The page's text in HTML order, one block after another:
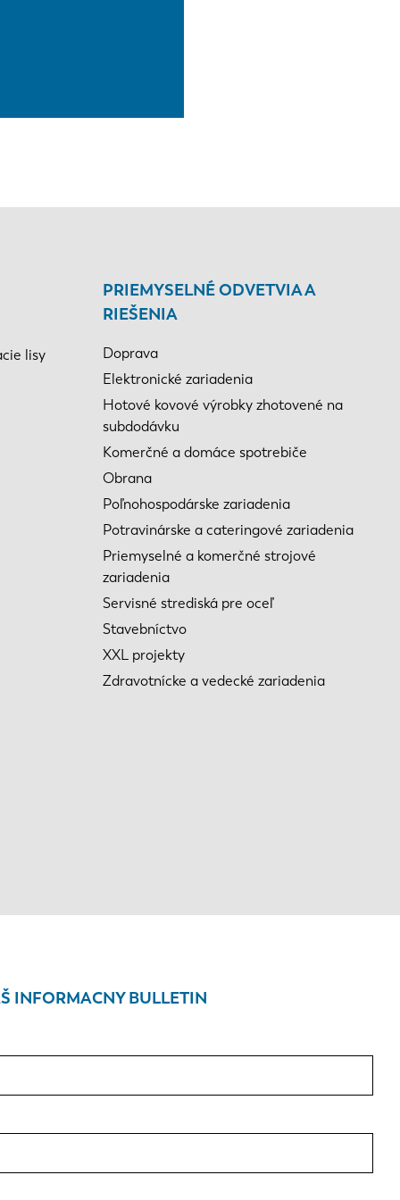
lisy
PRIEMYSELNÉ ODVETVIA A
RIEŠENIA
Doprava
Elektronické zariadenia
Hotové kovové výrobky zhotovené na
subdodávku
Komerčné a domáce spotrebiče
Obrana
Poľnohospodárske zariadenia
Potravinárske a cateringové zariadenia
Priemyselné a komerčné strojové
zariadenia
Servisné strediská pre oceľ
Stavebníctvo
XXL projekty
Zdravotnícke a vedecké zariadenia
INFORMACNY BULLETIN